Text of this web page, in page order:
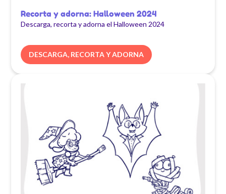
Recorta y adorna: Halloween 2024
Descarga, recorta y adorna el Halloween 2024
DESCARGA, RECORTA Y ADORNA